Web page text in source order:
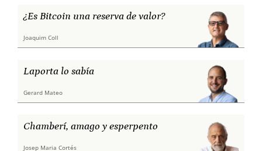
¿Es Bitcoin una reserva de valor?
Joaquim Coll
Laporta lo sabía
Gerard Mateo
Chamberí, amago y esperpento
Josep Maria Cortés